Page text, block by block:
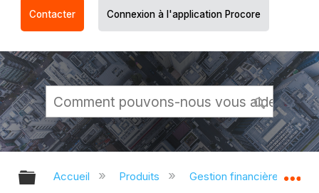
Contacter Connexion à l'application Procore
Développer/réduire la hiérarchie
Accueil Produits Gestion financière du